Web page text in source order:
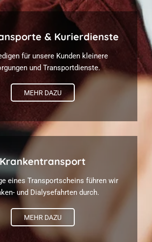
& Kurierdienste
für unsere Kunden kleinere
und Transportdienste.
MEHR DAZU
Krankentransport
eines Transportscheins führen wir
und Dialysefahrten durch.
MEHR DAZU